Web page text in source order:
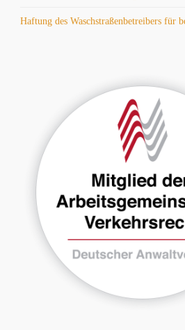
Haftung des Waschstraßenbetreibers für